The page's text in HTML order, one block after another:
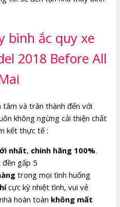
bình ắc quy xe
2018 Before All
và trân thành đến với
không ngừng cải thiện chất
kết thực tế :
nhất, chính hãng 100%.
đền gấp 5
trong mọi tình huống
cực kỳ nhiệt tình, vui vẻ
hoàn toàn không mất